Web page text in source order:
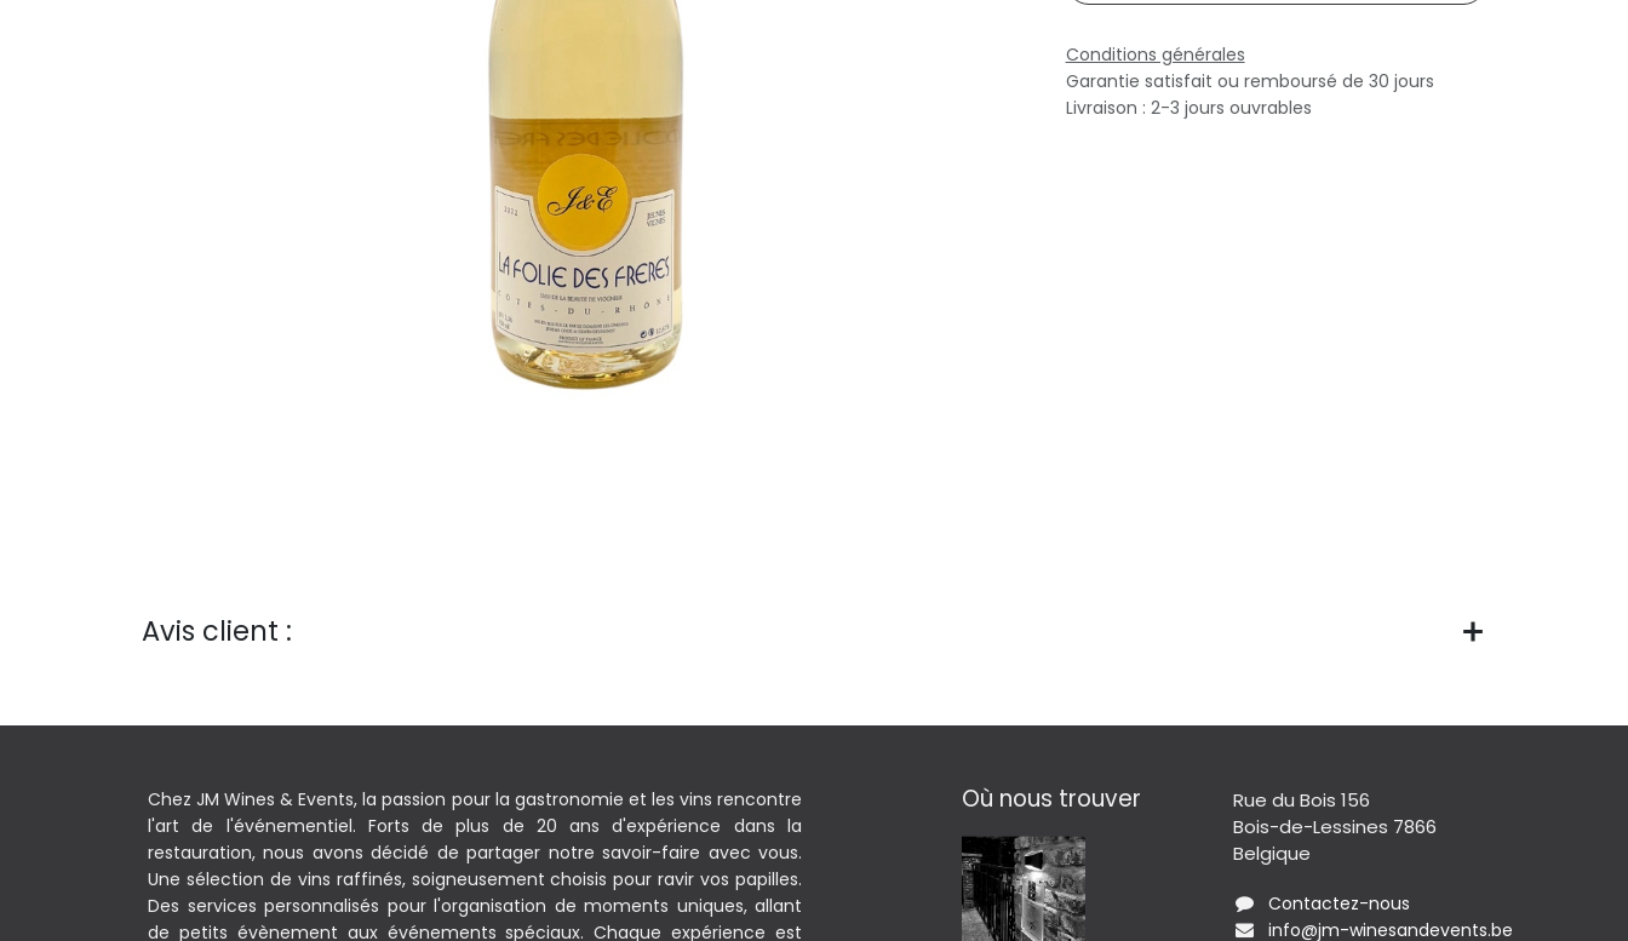
Conditions générales
Garantie satisfait ou remboursé de 30 jours
Livraison : 2-3 jours ouvrables
Avis client :
Rue du Bois 156
Bois-de-Lessines 7866
Belgique
Contactez-nous
info@jm-winesandevents.be
Où nous trouver
Chez JM Wines & Events, la passion pour la gastronomie et les vins rencontre
l'art de l'événementiel. Forts de plus de 20 ans d'expérience dans la
restauration, nous avons décidé de partager notre savoir-faire avec vous.
Une sélection de vins raffinés, soigneusement choisis pour ravir vos papilles.
Des services personnalisés pour l'organisation de moments uniques, allant
de petits évènement aux événements spéciaux. Chaque expérience est